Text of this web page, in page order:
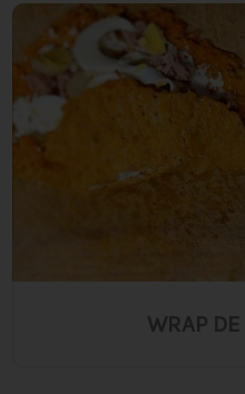
WRAP